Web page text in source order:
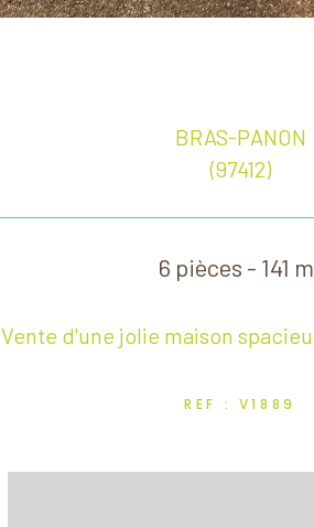
BRAS-PANON
(97412)
6 pièces - 141
Vente d'une jolie maison
REF : V1889